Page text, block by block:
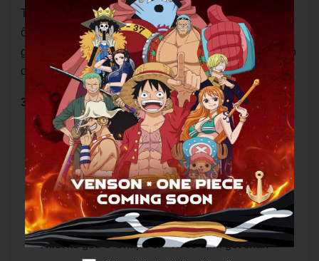
Thoải mái khi sử dụng thời gian dài: Thiết kế gót giày
ôm sát theo cấu trúc sinh học giúp hạn chế trượt gót,
giảm cảm giác mỏi và khó chịu khi vận động cường độ
cao hoặc thi đấu kéo dài.
3. Thông số kỹ thuật
Size: 36 – 46
Đế giữa: EVA nhẹ, đàn hồi và giảm chấn
Đế ngoài: Cao su chuyên dụng chống trơn trượt
Cấu trúc hỗ trợ: Tấm carbon chống xoắn
Thiết kế gót: U-Shape ôm và cố định gót chân